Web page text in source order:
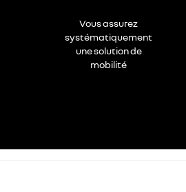
Vous assurez
systématiquement
une solution de
mobilité